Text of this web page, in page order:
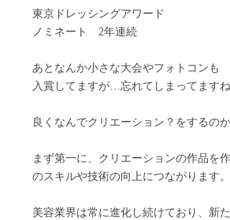
東京ドレッシングアワード
ノミネート 2年連続
あとなんか小さな大会やフォトコンも
入賞してますが…忘れてしまってます
良くなんでクリエーション？をするの
まず第一に、クリエーションの作品を
のスキルや技術の向上につながります。
美容業界は常に進化し続けており、新